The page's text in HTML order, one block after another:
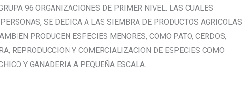
96 ORGANIZACIONES DE PRIMER NIVEL. LAS CUALES
SE DEDICA A LAS SIEMBRA DE PRODUCTOS AGRICOLAS
PRODUCEN ESPECIES MENORES, COMO PATO, CERDOS,
REPRODUCCION Y COMERCIALIZACION DE ESPECIES COMO
Y GANADERIA A PEQUEÑA ESCALA.